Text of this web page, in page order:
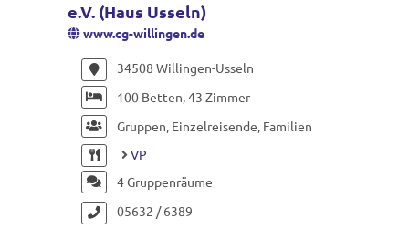
e.V. (Haus Usseln)
www.cg-willingen.de
34508 Willingen-Usseln
100 Betten, 43 Zimmer
Gruppen, Einzelreisende, Familien
VP
4 Gruppenräume
05632 / 6389